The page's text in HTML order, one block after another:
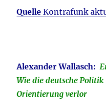
Quelle Kontrafunk
Alexander Wallasch:
Wie die deutsche
Orientierung verlor